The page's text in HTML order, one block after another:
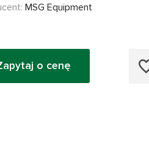
MSG Equipment
o cenę